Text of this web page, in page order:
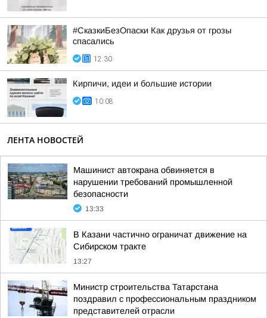
#СказкиБезОпаски Как друзья от грозы
спасались
12:30
Кирпичи, идеи и большие истории
10:08
ЛЕНТА НОВОСТЕЙ
Машинист автокрана обвиняется в
нарушении требований промышленной
безопасности
13:33
В Казани частично ограничат движение на
Сибирском тракте
13:27
Министр строительства Татарстана
поздравил с профессиональным праздником
представителей отрасли